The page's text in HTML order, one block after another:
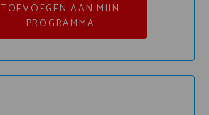
TOEVOEGEN AAN MIJN
PROGRAMMA